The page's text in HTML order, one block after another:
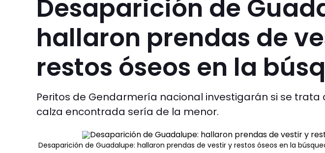
Desaparición de
hallaron prendas de
restos óseos en la
Peritos de Gendarmería nacional investigarán si se trata
calza encontrada sería de la menor.
Desaparición de Guadalupe: hallaron prendas de vestir y restos óseos en la